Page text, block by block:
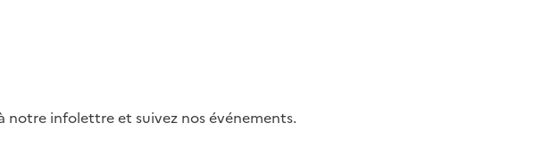
notre infolettre et suivez nos événements.